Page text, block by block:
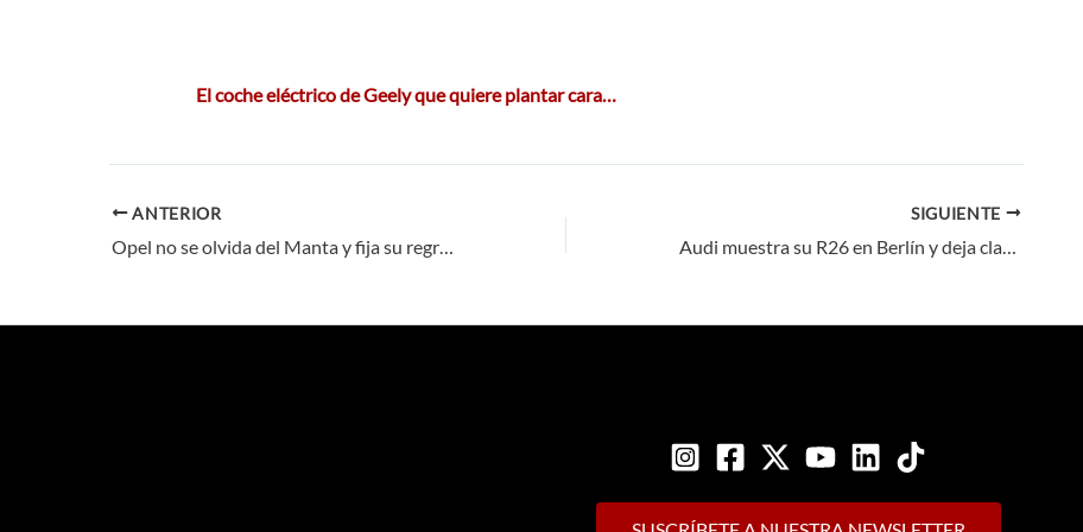
El coche eléctrico de Geely que quiere plantar cara…
ANTERIOR
Opel no se olvida del Manta y fija su regreso eléctrico en 2030
SIGUIENTE
Audi muestra su R26 en Berlín y deja claro qué tendrá que ver la F1 con los coches de calle